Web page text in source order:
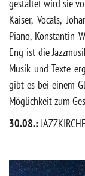
gestaltet wird sie
Kaiser, Vocals,
Piano, Konstantin
Eng ist die
Musik und Texte
gibt es bei einem
Möglichkeit zum
30.08.: